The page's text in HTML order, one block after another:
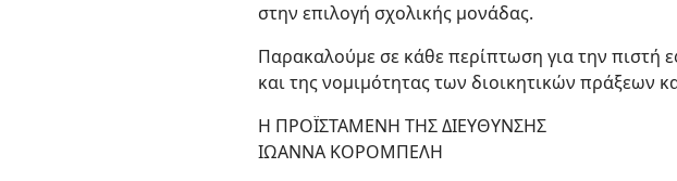
στην επιλογή σχολικής μονάδας.
Παρακαλούμε σε κάθε περίπτωση για την πιστή
και της νομιμότητας των διοικητικών πράξεων
Η ΠΡΟΪΣΤΑΜΕΝΗ ΤΗΣ ΔΙΕΥΘΥΝΣΗΣ
ΙΩΑΝΝΑ ΚΟΡΟΜΠΕΛΗ